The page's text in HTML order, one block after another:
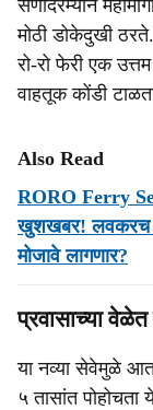
सणांदरम्यान
मोठी डोकेदुखी
रो-रो फेरी एक
वाहतूक कोंडी
Also Read
RORO Ferry
खुशखबर! लवकरच
मोजावे लागणार?
प्रवासाच्या
या नव्या सेवेमुळे
५ तासांत